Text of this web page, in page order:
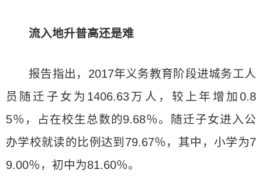
流入地升普高还是难
报告指出，2017年义务教育阶段进城务工人
员随迁子女为1406.63万人，较上年增加0.8
5％，占在校生总数的9.68％。随迁子女进入公
办学校就读的比例达到79.67％，其中，小学为7
9.00％，初中为81.60％。